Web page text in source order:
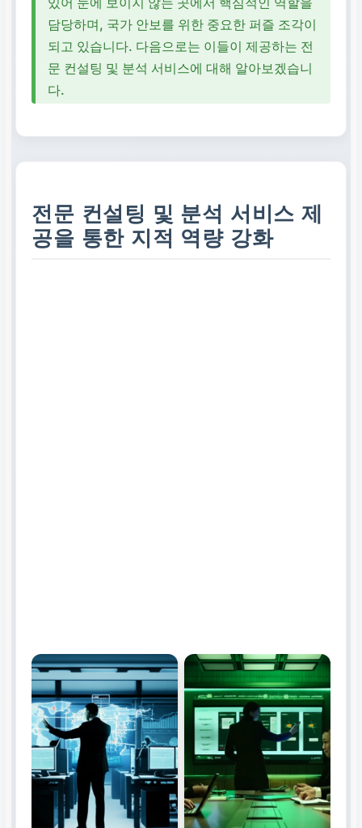
담당하며, 국가 안보를 위한 중요한 퍼즐 조각이
되고 있습니다. 다음으로는 이들이 제공하는 전
문 컨설팅 및 분석 서비스에 대해 알아보겠습니
다.
전문 컨설팅 및 분석 서비스 제
공을 통한 지적 역량 강화